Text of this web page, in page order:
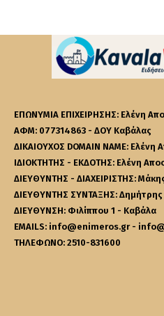
ΕΠΩΝΥΜΙΑ ΕΠΙΧΕΙΡΗΣΗΣ: Ελένη
ΑΦΜ: 077314863 - ΔΟΥ Καβάλας
ΔΙΚΑΙΟΥΧΟΣ DOMAIN NAME: Ελένη
ΙΔΙΟΚΤΗΤΗΣ - ΕΚΔΟΤΗΣ: Ελένη
ΔΙΕΥΘΥΝΤΗΣ - ΔΙΑΧΕΙΡΙΣΤΗΣ:
ΔΙΕΥΘΥΝΤΗΣ ΣΥΝΤΑΞΗΣ: Δημήτρης
ΔΙΕΥΘΥΝΣΗ: Φιλίππου 1 - Καβάλα
EMAILS: info@enimeros.gr -
ΤΗΛΕΦΩΝΟ: 2510-831600